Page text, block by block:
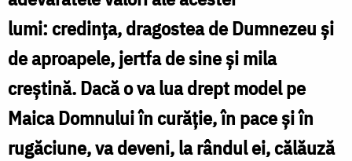
/
Foto:
Oana
Nechifor
lumi: credința, dragostea de Dumnezeu și
de aproapele, jertfa de sine și mila
creștină. Dacă o va lua drept model pe
Maica Domnului în curăție, în pace și în
rugăciune, va deveni, la rândul ei, călăuză